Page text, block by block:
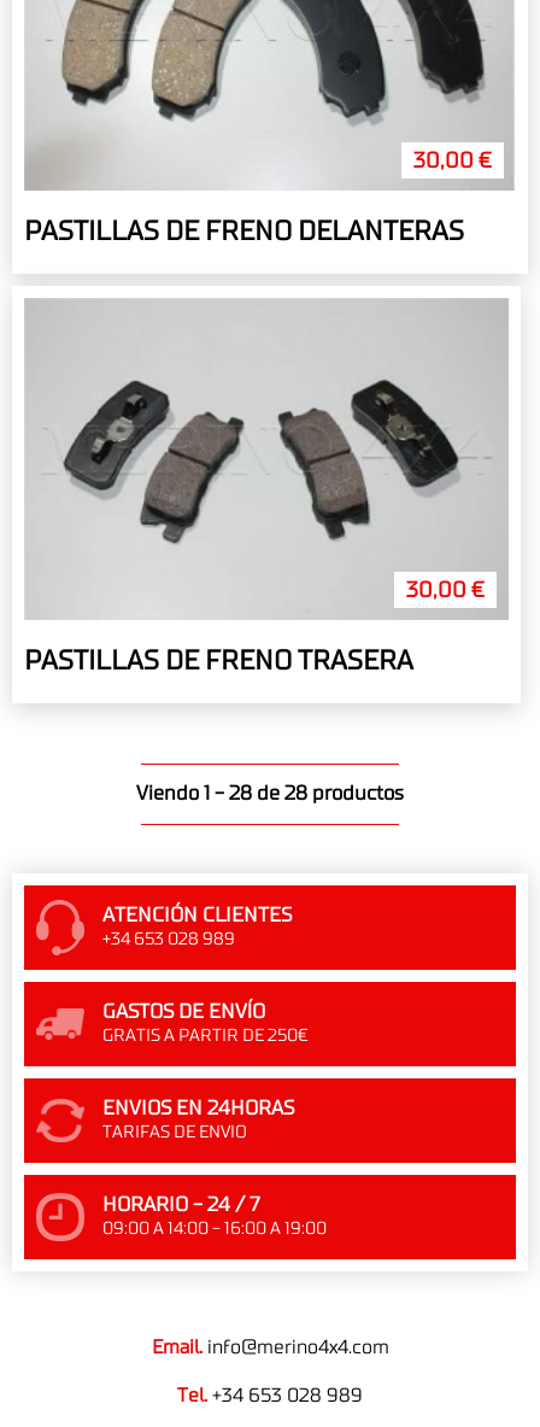
30,00 €
PASTILLAS DE FRENO DELANTERAS
30,00 €
PASTILLAS DE FRENO TRASERA
Viendo 1 - 28 de 28 productos
ATENCIÓN CLIENTES
+34 653 028 989
GASTOS DE ENVÍO
GRATIS A PARTIR DE 250€
ENVIOS EN 24HORAS
TARIFAS DE ENVIO
HORARIO - 24 / 7
09:00 A 14:00 - 16:00 A 19:00
Email. info@merino4x4.com
Tel. +34 653 028 989